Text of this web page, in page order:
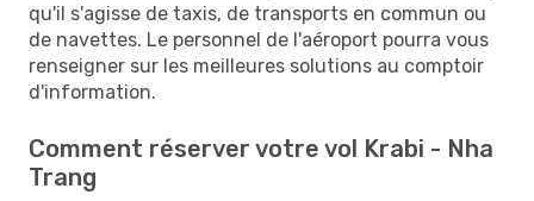
qu'il s'agisse de taxis, de transports en commun ou
de navettes. Le personnel de l'aéroport pourra vous
renseigner sur les meilleures solutions au comptoir
d'information.
Comment réserver votre vol Krabi - Nha
Trang